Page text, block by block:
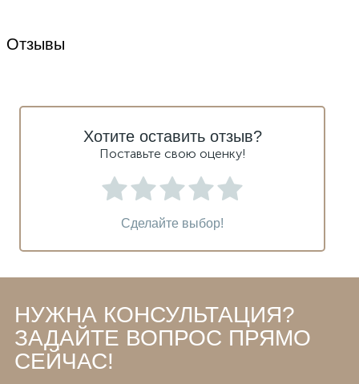
Отзывы
Хотите оставить отзыв?
Поставьте свою оценку!
Сделайте выбор!
НУЖНА КОНСУЛЬТАЦИЯ?
ЗАДАЙТЕ ВОПРОС ПРЯМО
СЕЙЧАС!